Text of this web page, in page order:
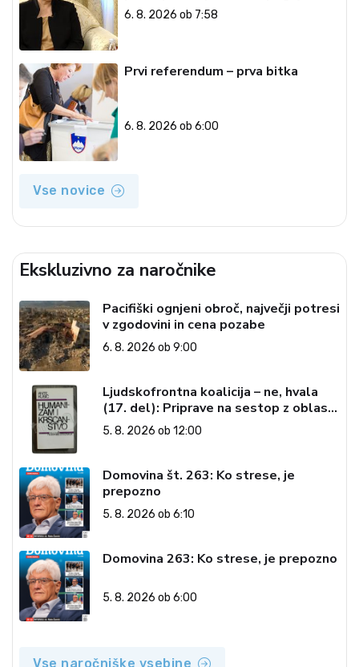
ustavno obtožbo predsednice
Republike Slovenije
6. 8. 2026 ob 7:58
Prvi referendum – prva bitka
6. 8. 2026 ob 6:00
Vse novice
Ekskluzivno za naročnike
Pacifiški ognjeni obroč, največji potresi
v zgodovini in cena pozabe
6. 8. 2026 ob 9:00
Ljudskofrontna koalicija – ne, hvala
(17. del): Priprave na sestop z oblasti
– dvorska opozicija 6: Gramsci na delu:
Revija 2000 in revolucionarna
5. 8. 2026 ob 12:00
Domovina št. 263: Ko strese, je
prepozno
5. 8. 2026 ob 6:10
Domovina 263: Ko strese, je prepozno
5. 8. 2026 ob 6:00
Vse naročniške vsebine